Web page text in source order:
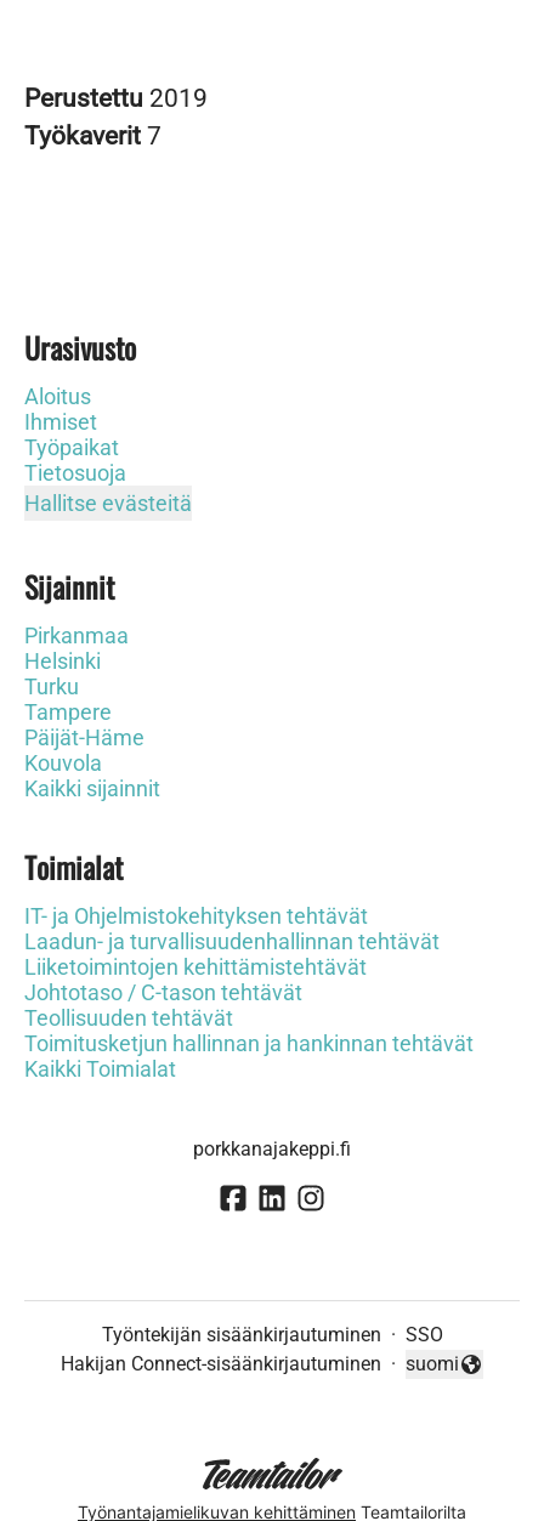
Perustettu 2019
Työkaverit 7
Urasivusto
Aloitus
Ihmiset
Työpaikat
Tietosuoja
Hallitse evästeitä
Sijainnit
Pirkanmaa
Helsinki
Turku
Tampere
Päijät-Häme
Kouvola
Kaikki sijainnit
Toimialat
IT- ja Ohjelmistokehityksen tehtävät
Laadun- ja turvallisuudenhallinnan tehtävät
Liiketoimintojen kehittämistehtävät
Johtotaso / C-tason tehtävät
Teollisuuden tehtävät
Toimitusketjun hallinnan ja hankinnan tehtävät
Kaikki Toimialat
porkkanajakeppi.fi
Työntekijän sisäänkirjautuminen · SSO
Hakijan Connect-sisäänkirjautuminen ·
Vaihda kieli
suomi
Työnantajamielikuvan kehittäminen Teamtailorilta